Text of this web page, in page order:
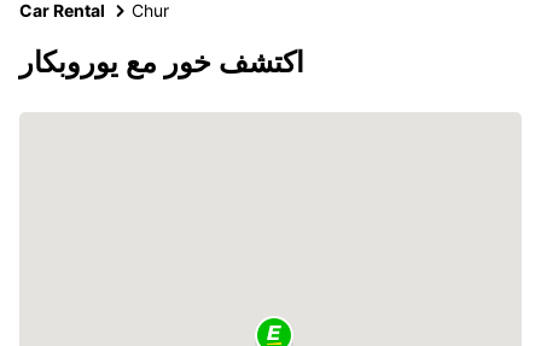
Car Rental Chur
اكتشف خور مع يوروبكار